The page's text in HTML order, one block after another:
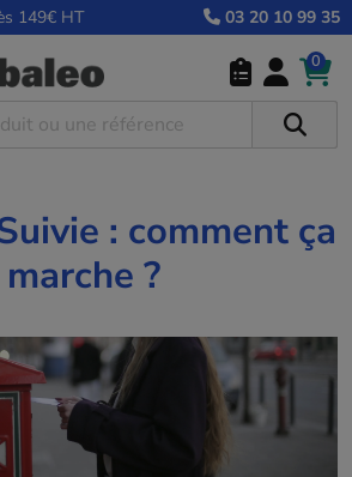
149€ HT 03 20 10 99 35
0
: comment ça
marche ?